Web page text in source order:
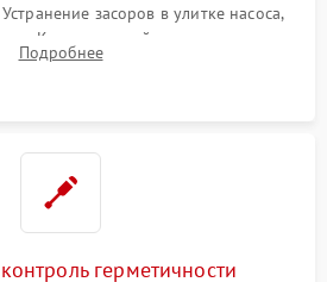
засоров в улитке насоса,
Компонентный ремонт платы
поврежденной проводки.
Подробнее
герметичности